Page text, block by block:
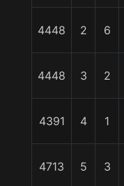
4448 2 6
4448 3 2
4391 4 1
4713 5 3